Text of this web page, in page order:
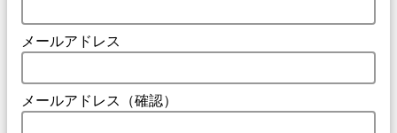
メールアドレス
メールアドレス（確認）